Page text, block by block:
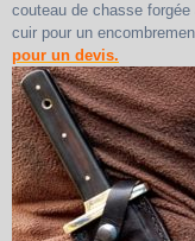
couteau de chasse
cuir pour un
pour un devis.